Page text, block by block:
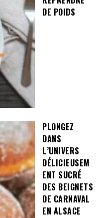
DE POIDS
PLONGEZ
DANS
L’UNIVERS
DÉLICIEUSEM
ENT SUCRÉ
DES BEIGNETS
DE CARNAVAL
EN ALSACE